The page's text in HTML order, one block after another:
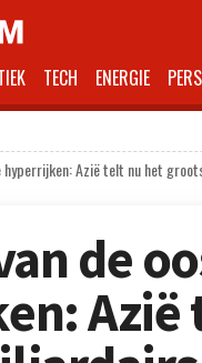
TECH ENERGIE
hyperrijken: Azië telt nu het
de